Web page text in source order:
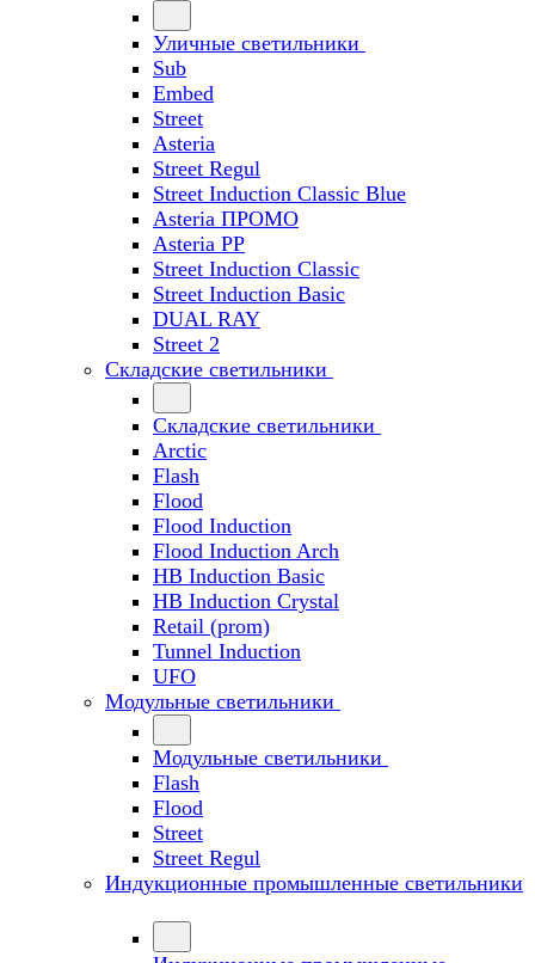
Уличные светильники
Sub
Embed
Street
Asteria
Street Regul
Street Induction Classic Blue
Asteria ПРОМО
Asteria PP
Street Induction Classic
Street Induction Basic
DUAL RAY
Street 2
Складские светильники
Складские светильники
Arctic
Flash
Flood
Flood Induction
Flood Induction Arch
HB Induction Basic
HB Induction Crystal
Retail (prom)
Tunnel Induction
UFO
Модульные светильники
Модульные светильники
Flash
Flood
Street
Street Regul
Индукционные промышленные светильники